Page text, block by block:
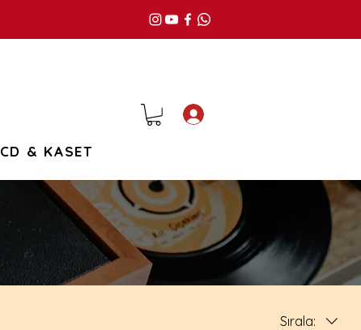
CD & KASET
Sırala: